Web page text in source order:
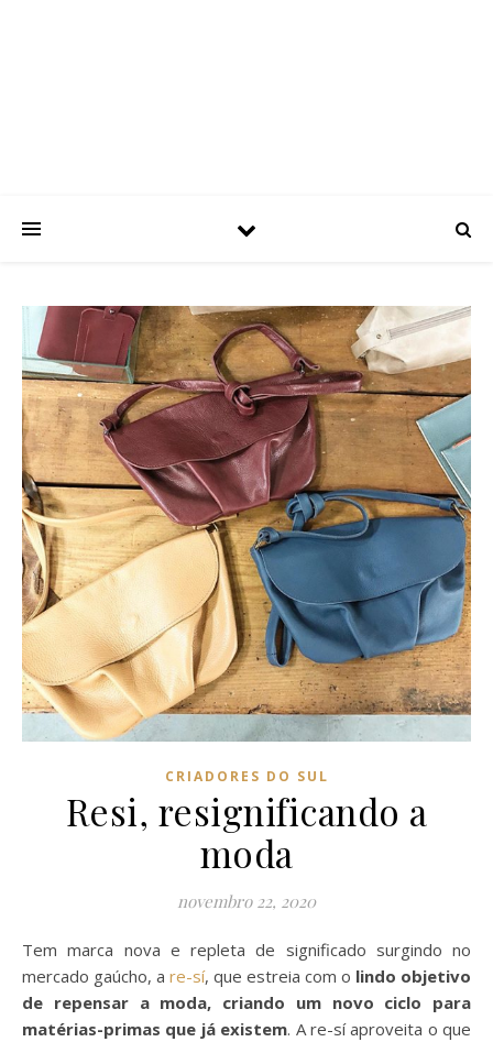
CRIADORES DO SUL
Resi, resignificando a
moda
novembro 22, 2020
Tem marca nova e repleta de significado surgindo no
mercado gaúcho, a re-sí, que estreia com o lindo objetivo
de repensar a moda, criando um novo ciclo para
matérias-primas que já existem. A re-sí aproveita o que